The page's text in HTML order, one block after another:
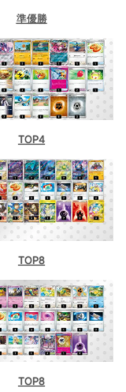
準優勝
TOP4
TOP8
TOP8